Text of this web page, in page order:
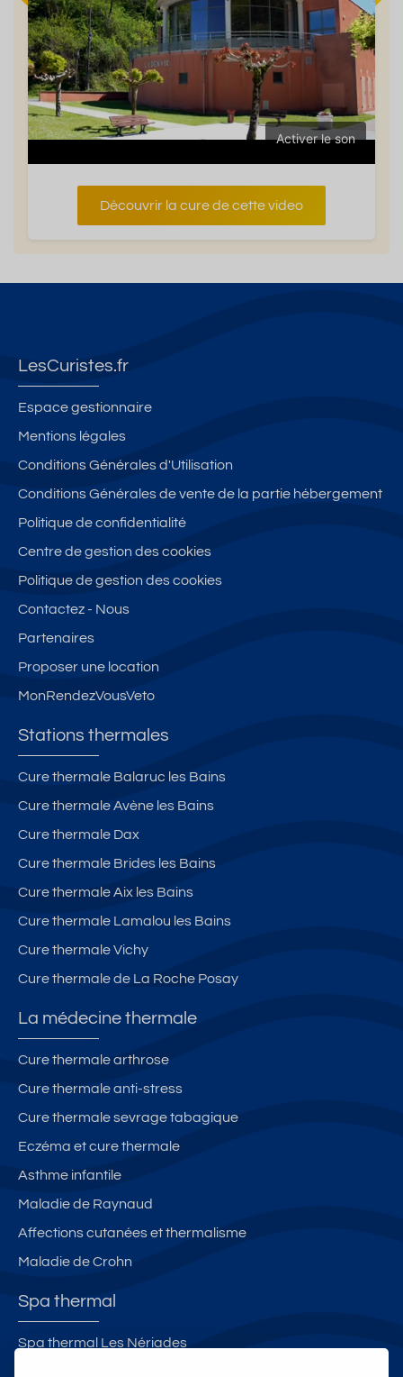
Activer le son
Découvrir la cure de cette video
LesCuristes.fr
Espace gestionnaire
Mentions légales
Conditions Générales d'Utilisation
Conditions Générales de vente de la partie hébergement
Politique de confidentialité
Centre de gestion des cookies
Politique de gestion des cookies
Contactez - Nous
Partenaires
Proposer une location
MonRendezVousVeto
Stations thermales
Cure thermale Balaruc les Bains
Cure thermale Avène les Bains
Cure thermale Dax
Cure thermale Brides les Bains
Cure thermale Aix les Bains
Cure thermale Lamalou les Bains
Cure thermale Vichy
Cure thermale de La Roche Posay
La médecine thermale
Cure thermale arthrose
Cure thermale anti-stress
Cure thermale sevrage tabagique
Eczéma et cure thermale
Asthme infantile
Maladie de Raynaud
Affections cutanées et thermalisme
Maladie de Crohn
Spa thermal
Spa thermal Les Nériades